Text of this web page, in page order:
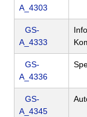
A_4303
GS-
A_4333
GS-
A_4336
GS-
A_4345